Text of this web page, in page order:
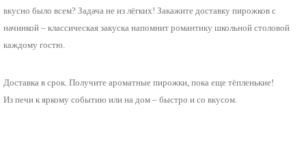
вкусно было всем? Задача не из лёгких! Закажите доставку пирожков с
начинкой – классическая закуска напомнит романтику школьной столовой
каждому гостю.
Доставка в срок. Получите ароматные пирожки, пока еще тёпленькие!
Из печи к яркому событию или на дом – быстро и со вкусом.